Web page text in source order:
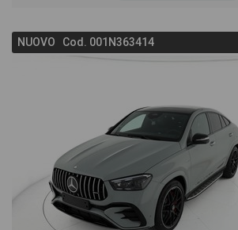
l'acquisto del veicolo.
NUOVO Cod. 001N363414